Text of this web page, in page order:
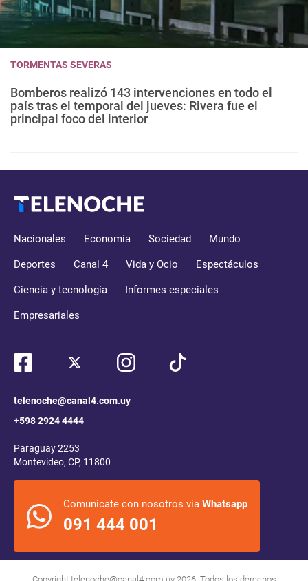
TORMENTAS SEVERAS
Bomberos realizó 143 intervenciones en todo el
país tras el temporal del jueves: Rivera fue el
principal foco del interior
Nacionales Economía Sociedad Mundo
Deportes Canal 4 Vida y Ocio Espectáculos
Ciencia y tecnología Informes especiales
Empresariales
telenoche@canal4.com.uy
+598 2924 4444
Paraguay 2253
Montevideo, CP, 11800
Comunicate con nosotros via Whatsapp
091 444 001